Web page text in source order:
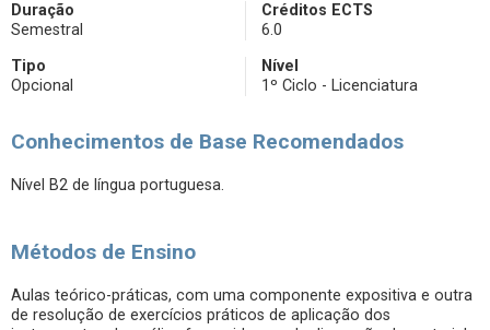
Duração
Semestral
Créditos ECTS
6.0
Tipo
Opcional
Nível
1º Ciclo - Licenciatura
Conhecimentos de Base Recomendados
Nível B2 de língua portuguesa.
Métodos de Ensino
Aulas teórico-práticas, com uma componente expositiva e outra
de resolução de exercícios práticos de aplicação dos